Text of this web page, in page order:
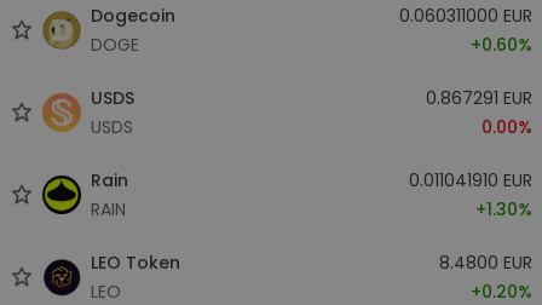
Dogecoin
DOGE
0.060311000 EUR
+0.60%
USDS
USDS
0.867291 EUR
0.00%
Rain
RAIN
0.011041910 EUR
+1.30%
LEO Token
LEO
8.4800 EUR
+0.20%